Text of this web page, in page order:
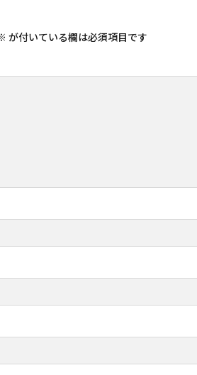
が付いている欄は必須項目です